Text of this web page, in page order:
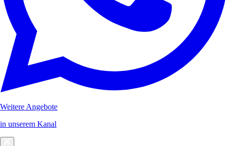
Weitere Angebote
in unserem Kanal